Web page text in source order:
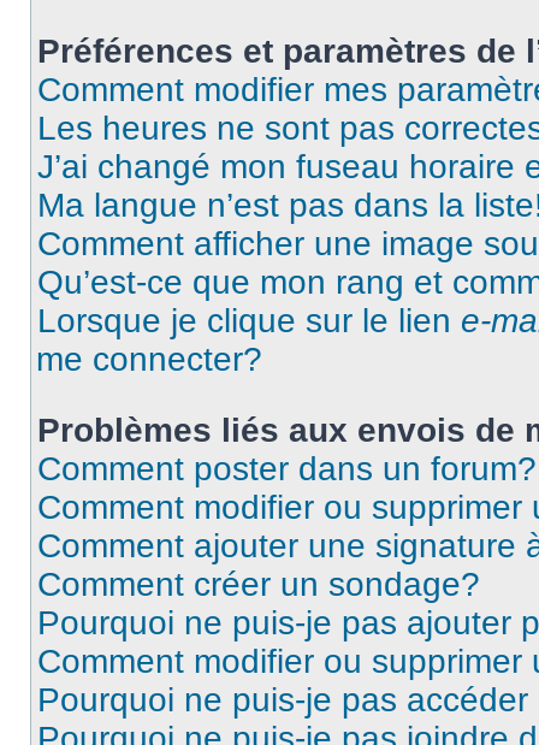
Préférences et paramètres de
Comment modifier mes
Les heures ne sont pas
J’ai changé mon fuseau horaire
Ma langue n’est pas dans la
Comment afficher une image
Qu’est-ce que mon rang et
Lorsque je clique sur le lien e-
me connecter?
Problèmes liés aux envois de
Comment poster dans un forum?
Comment modifier ou supprimer
Comment ajouter une signature
Comment créer un sondage?
Pourquoi ne puis-je pas ajouter
Comment modifier ou supprimer
Pourquoi ne puis-je pas